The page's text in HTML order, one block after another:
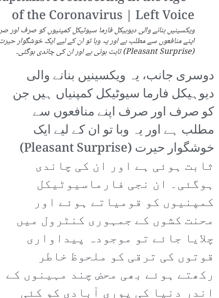
ویکسینیں بنانے والی دیوہیکل فارما سیوٹیکل کمپنیوں کو صرف اور
اپنے منافعوں سے مطلب ہے اور یہ وبا تو ان کے لیے ایک خوشگوار
(Pleasant Surprise) ثابت ہوئی ہے اور ان کی چاندی ہوگئی۔
دوسری جانب، یہ ویکسینیں بنانے والی
دیوہیکل فارما سیوٹیکل کمپنیاں ہیں جن
کو صرف اور صرف اپنے منافعوں سے
مطلب ہے اور یہ وبا تو ان کے لیے ایک
خوشگوار حیرت (Pleasant Surprise)
ثابت ہوئی ہے اور ان کی چاندی
ہوگئی۔ ان نجی فارماسیوٹیکل
کمپنیوں کو قومیاتے ہوئے اور
محنت کشوں کے جمہوری کنٹرول میں
چلایا جائے تو موجودہ پیداواری
قوتوں کی ترقی کو ملحوظ خاطر
رکھتے ہوئے بھی محض چند مہینوں کے